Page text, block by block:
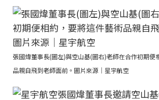
張國煒董事長(圖左)與空山基(圖右)老師在合作初期便
品親自飛到老師面前。圖片來源｜星宇航空